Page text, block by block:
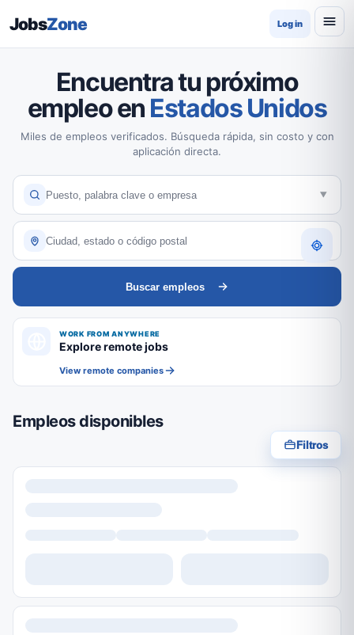
JobsZone Log in
Encuentra tu próximo
empleo en Estados Unidos
Miles de empleos verificados. Búsqueda rápida, sin costo y con
aplicación directa.
Buscar empleos
WORK FROM ANYWHERE
Explore remote jobs
View remote companies
Empleos disponibles
Filtros